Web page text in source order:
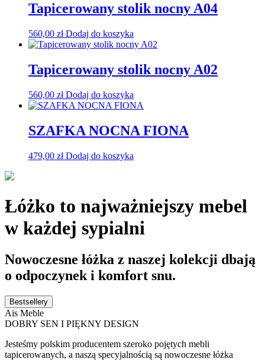
Tapicerowany stolik nocny A04
560,00 zł Dodaj do koszyka
Tapicerowany stolik nocny A02
560,00 zł Dodaj do koszyka
SZAFKA NOCNA FIONA
479,00 zł Dodaj do koszyka
Łóżko to najważniejszy mebel
w każdej sypialni
Nowoczesne łóżka z naszej kolekcji dbają
o odpoczynek i komfort snu.
Bestsellery
Ais Meble
DOBRY SEN I PIĘKNY DESIGN
Jesteśmy polskim producentem szeroko pojętych mebli
tapicerowanych, a naszą specyjalnością są nowoczesne łóżka